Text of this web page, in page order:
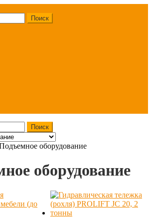
Поиск
Поиск
оборудование
оборудование